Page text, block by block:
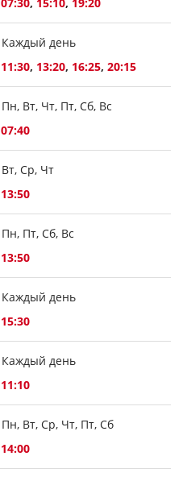
Каждый день
11:30, 13:20, 16:25, 20:15
Пн, Вт, Чт, Пт, Сб, Вс
07:40
Вт, Ср, Чт
13:50
Пн, Пт, Сб, Вс
13:50
Каждый день
15:30
Каждый день
11:10
Пн, Вт, Ср, Чт, Пт, Сб
14:00